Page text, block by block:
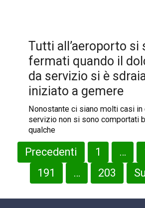
Tutti all’aeroporto si
fermati quando il
da servizio si è
iniziato a gemere
Nonostante ci siano molti casi in
servizio non si sono comportati
qualche
Paginazione
degli
Precedenti 1 …
191
… 203